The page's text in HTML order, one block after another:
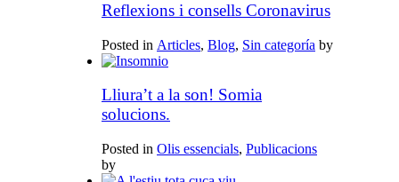
Reflexions i consells Coronavirus
Posted in Articles, Blog, Sin categoría by
Lliura’t a la son! Somia
solucions.
Posted in Olis essencials, Publicacions
by